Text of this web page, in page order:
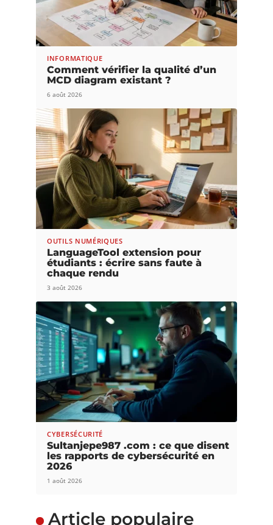
INFORMATIQUE
Comment vérifier la qualité d’un
MCD diagram existant ?
6 août 2026
OUTILS NUMÉRIQUES
LanguageTool extension pour
étudiants : écrire sans faute à
chaque rendu
3 août 2026
CYBERSÉCURITÉ
Sultanjepe987 .com : ce que disent
les rapports de cybersécurité en
2026
1 août 2026
Article populaire